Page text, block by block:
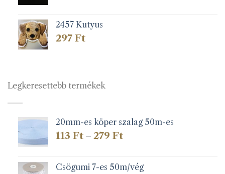
2457 Kutyus
297 Ft
Legkeresettebb termékek
20mm-es köper szalag 50m-es
113 Ft – 279 FtÁrtartomány:
279 Ft
Csögumi 7-es 50m/vég